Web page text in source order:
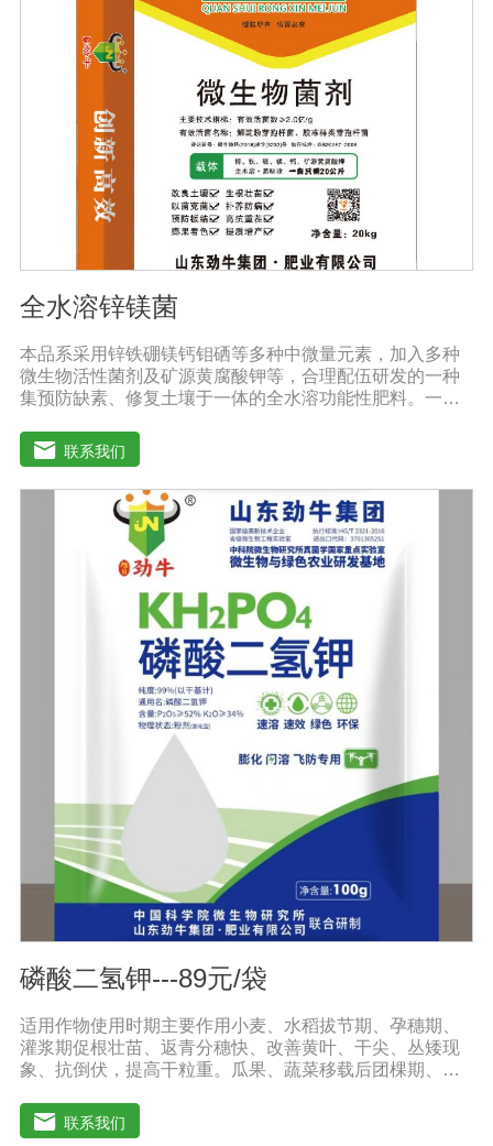
2．严格控制施肥量。水溶肥比一般复合肥养分含量高，用
量相对较少。由于其速效性强，难以在土壤中长期存留，
所以要严格控制施肥量，避免肥料流失即降低施肥的经济
效益，达不到高产优质高效的目的。3．尽量单用或与非碱
性的农药混用。比如在蔬菜出现缺素症或根系生长不良
时，不少农民多采用喷施水溶肥的方法加以缓解。在此提
醒农民朋友，水溶肥要尽量单独施用或与非碱性的农药混
用，以免金属离子起反应产生沉淀，造成叶片肥害或药
全水溶锌镁菌
本品系采用锌铁硼镁钙钼硒等多种中微量元素，加入多种
微生物活性菌剂及矿源黄腐酸钾等，合理配伍研发的一种
集预防缺素、修复土壤于一体的全水溶功能性肥料。一肥
剂”，配方科学，配比创新领先技术，多素合一，具有提苗
快、生根猛、改良土壤，防病抗重茬之功效，使土壤暄松
透气，使作物生长旺盛，有效预防由土壤传播的植物病原
及植物缺素引起的黄叶、弱苗、僵苗、死苗烂根、死棵、
枯黄萎等病害，提高植物吸纳肥水的能力，降农残、提品
质、降低农业生产成本，从而达到增产增收的目的。适用
作物：本品登记作物:白菜。实践证明本品在蔬菜、果树、
瓜果、大田、中草药材、花卉、苗木、茶树等多种作物上
具有显著效果。用法用量：◆冲施、滴灌、撒施、机播、
混播、基施、种肥同播均可，一般亩用量18-20公斤，作物
缺素严重且有死苗烂根现象及土壤板结且十传杂菌较多地
块，亩用量30-40公斤。◆具体用法用量请根据土壤及作物
情况，在专业农技人员正确指导下使用。注意事项：1.阴
凉干燥处存放，禁止暴晒和雨淋2.内含大量有益活菌，禁
止与杀菌剂或含铜物质混用3.施用本品时可与多种非强
酸、强碱农药混合施用
联系我们
磷酸二氢钾---89元/袋
适用作物使用时期主要作用小麦、水稻拔节期、孕穗期、
灌浆期促根壮苗、返青分穗快、改善黄叶、干尖、丛矮现
象、抗倒伏，提高干粒重。瓜果、蔬菜移载后团棵期、开
化，改善品质，增产增收，提高商品率。花生、大豆、芝
麻苗期、盛花期、膨果期黄叶变绿、花多荚多，抗重茬，
联系我们